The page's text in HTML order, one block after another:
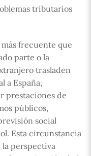
tributarios
frecuente que
parte o la
trasladen
a España,
prestaciones de
públicos,
social
Esta circunstancia
la perspectiva